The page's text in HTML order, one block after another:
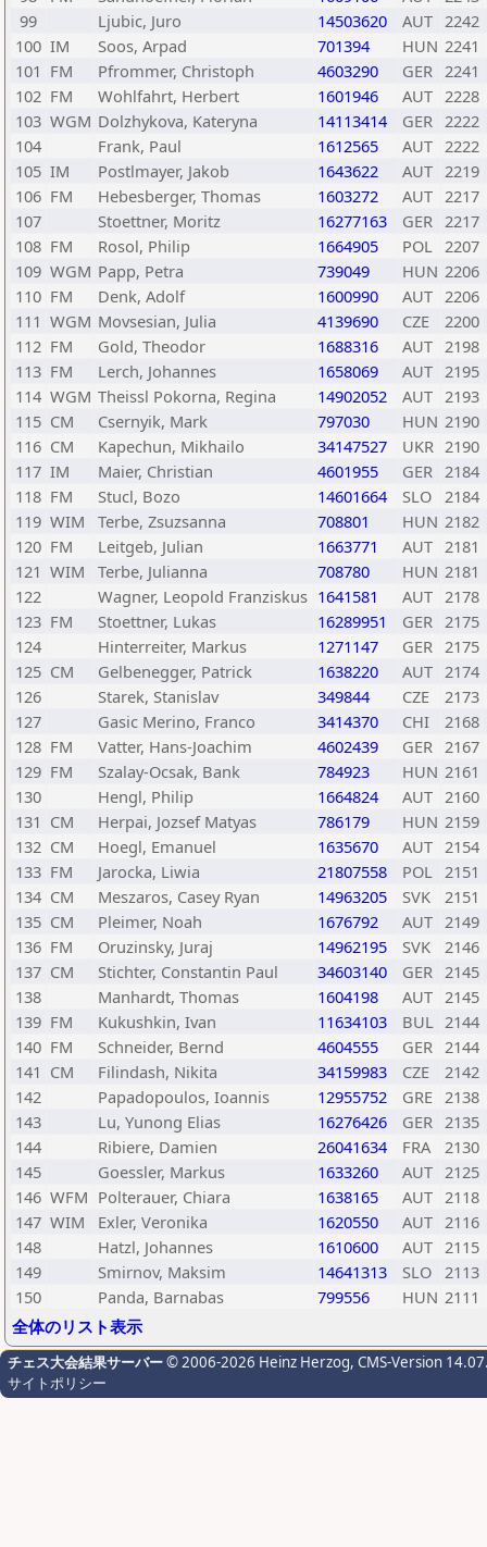
99
Ljubic, Juro 14503620 AUT 2242
100 IM Soos, Arpad 701394 HUN 2241
101 FM Pfrommer, Christoph 4603290 GER 2241
102 FM Wohlfahrt, Herbert 1601946 AUT 2228
103 WGM Dolzhykova, Kateryna 14113414 GER 2222
104
Frank, Paul 1612565 AUT 2222
105 IM Postlmayer, Jakob 1643622 AUT 2219
106 FM Hebesberger, Thomas 1603272 AUT 2217
107
Stoettner, Moritz 16277163 GER 2217
108 FM Rosol, Philip 1664905 POL 2207
109 WGM Papp, Petra 739049 HUN 2206
110 FM Denk, Adolf 1600990 AUT 2206
111 WGM Movsesian, Julia 4139690 CZE
2200
112 FM Gold, Theodor 1688316 AUT 2198
113 FM Lerch, Johannes 1658069 AUT 2195
114 WGM Theissl Pokorna, Regina 14902052 AUT 2193
115 CM Csernyik, Mark 797030 HUN 2190
116 CM Kapechun, Mikhailo 34147527 UKR 2190
117 IM Maier, Christian 4601955 GER 2184
118 FM Stucl, Bozo 14601664 SLO 2184
119 WIM Terbe, Zsuzsanna 708801 HUN 2182
120 FM Leitgeb, Julian 1663771 AUT 2181
121 WIM Terbe, Julianna 708780 HUN 2181
122
Wagner, Leopold Franziskus 1641581 AUT 2178
123 FM Stoettner, Lukas 16289951 GER 2175
124
Hinterreiter, Markus 1271147 GER 2175
125 CM Gelbenegger, Patrick 1638220 AUT 2174
126
Starek, Stanislav 349844 CZE
2173
127
Gasic Merino, Franco 3414370 CHI
2168
128 FM Vatter, Hans-Joachim 4602439 GER 2167
129 FM Szalay-Ocsak, Bank 784923 HUN 2161
130
Hengl, Philip 1664824 AUT 2160
131 CM Herpai, Jozsef Matyas 786179 HUN 2159
132 CM Hoegl, Emanuel 1635670 AUT 2154
133 FM Jarocka, Liwia 21807558 POL 2151
134 CM Meszaros, Casey Ryan 14963205 SVK
2151
135 CM Pleimer, Noah 1676792 AUT 2149
136 FM Oruzinsky, Juraj 14962195 SVK
2146
137 CM Stichter, Constantin Paul 34603140 GER 2145
138
Manhardt, Thomas 1604198 AUT 2145
139 FM Kukushkin, Ivan 11634103 BUL 2144
140 FM Schneider, Bernd 4604555 GER 2144
141 CM Filindash, Nikita 34159983 CZE
2142
142
Papadopoulos, Ioannis 12955752 GRE 2138
143
Lu, Yunong Elias 16276426 GER 2135
144
Ribiere, Damien 26041634 FRA
2130
145
Goessler, Markus 1633260 AUT 2125
146 WFM Polterauer, Chiara 1638165 AUT 2118
147 WIM Exler, Veronika 1620550 AUT 2116
148
Hatzl, Johannes 1610600 AUT 2115
149
Smirnov, Maksim 14641313 SLO 2113
150
Panda, Barnabas 799556 HUN 2111
全体のリスト表示
チェス大会結果サーバー© 2006-2026 Heinz Herzog, CMS-Version
サイトポリシー